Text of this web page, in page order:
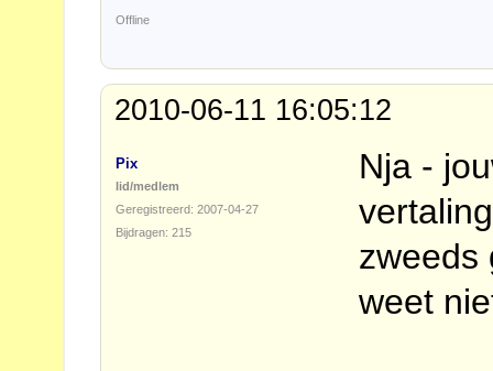
Offline
2010-06-11 16:05:12
Pix
lid/medlem
Geregistreerd: 2007-04-27
Bijdragen: 215
Nja -
zweeds
weet